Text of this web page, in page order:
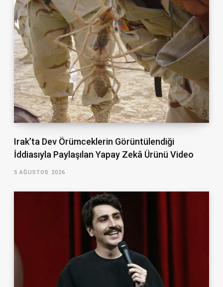
Irak’ta Dev Örümceklerin Görüntülendiği
İddiasıyla Paylaşılan Yapay Zekâ Ürünü Video
5 AĞUSTOS 2026